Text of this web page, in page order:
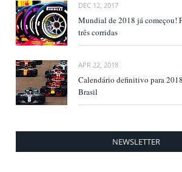
DEC 12, 2017
Mundial de 2018 já começou!
três corridas
APR 22, 2018
Calendário definitivo para
Brasil
NEWSLETTER